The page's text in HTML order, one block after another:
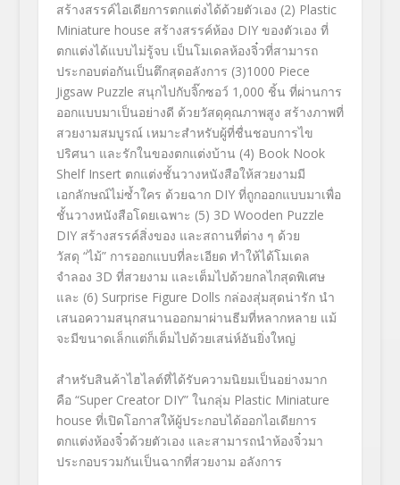
สร้างสรรค์ไอเดียการตกแต่งได้ด้วยตัวเอง (2) Plastic
Miniature house สร้างสรรค์ห้อง DIY ของตัวเอง ที่
ตกแต่งได้แบบไม่รู้จบ เป็นโมเดลห้องจิ๋วที่สามารถ
ประกอบต่อกันเป็นตึกสุดอลังการ (3)1000 Piece
Jigsaw Puzzle สนุกไปกับจิ๊กซอว์ 1,000 ชิ้น ที่ผ่านการ
ออกแบบมาเป็นอย่างดี ด้วยวัสดุคุณภาพสูง สร้างภาพที่
สวยงามสมบูรณ์ เหมาะสำหรับผู้ที่ชื่นชอบการไข
ปริศนา และรักในของตกแต่งบ้าน (4) Book Nook
Shelf Insert ตกแต่งชั้นวางหนังสือให้สวยงามมี
เอกลักษณ์ไม่ซ้ำใคร ด้วยฉาก DIY ที่ถูกออกแบบมาเพื่อ
ชั้นวางหนังสือโดยเฉพาะ (5) 3D Wooden Puzzle
DIY สร้างสรรค์สิ่งของ และสถานที่ต่าง ๆ ด้วย
วัสดุ “ไม้” การออกแบบที่ละเอียด ทำให้ได้โมเดล
จำลอง 3D ที่สวยงาม และเต็มไปด้วยกลไกสุดพิเศษ
และ (6) Surprise Figure Dolls กล่องสุ่มสุดน่ารัก นำ
เสนอความสนุกสนานออกมาผ่านธีมที่หลากหลาย แม้
จะมีขนาดเล็กแต่ก็เต็มไปด้วยเสน่ห์อันยิ่งใหญ่
สำหรับสินค้าไฮไลต์ที่ได้รับความนิยมเป็นอย่างมาก
คือ “Super Creator DIY” ในกลุ่ม Plastic Miniature
house ที่เปิดโอกาสให้ผู้ประกอบได้ออกไอเดียการ
ตกแต่งห้องจิ๋วด้วยตัวเอง และสามารถนำห้องจิ๋วมา
ประกอบรวมกันเป็นฉากที่สวยงาม อลังการ